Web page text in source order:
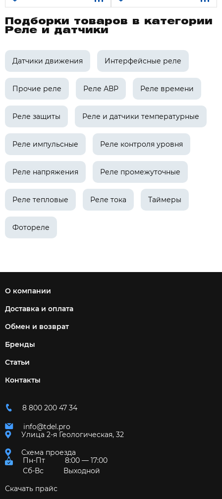
Подборки товаров в категории
Реле и датчики
Датчики движения Интерфейсные реле
Прочие реле Реле АВР Реле времени
Реле защиты Реле и датчики температурные
Реле импульсные Реле контроля уровня
Реле напряжения Реле промежуточные
Реле тепловые Реле тока Таймеры
Фотореле
О компании
Доставка и оплата
Обмен и возврат
Бренды
Статьи
Контакты
8 800 200 47 34
info@tdel.pro
Улица 2-я Геологическая, 32
Схема проезда
Пн-Пт
8:00 — 17:00
Сб-Вс
Выходной
Скачать прайс